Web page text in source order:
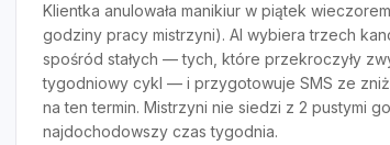
Klientka anulowała manikiur w piątek
godziny pracy mistrzyni). AI wybiera trzech
spośród stałych — tych, które przekroczyły
tygodniowy cykl — i przygotowuje SMS ze
na ten termin. Mistrzyni nie siedzi z 2 pustymi
najdochodowszy czas tygodnia.